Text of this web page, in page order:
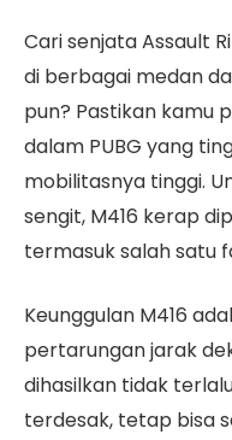
Cari senjata Assault
di berbagai medan
pun? Pastikan kamu
dalam PUBG yang
mobilitasnya tinggi.
sengit, M416 kerap
termasuk salah satu
Keunggulan M416
pertarungan jarak
dihasilkan tidak
terdesak, tetap bisa